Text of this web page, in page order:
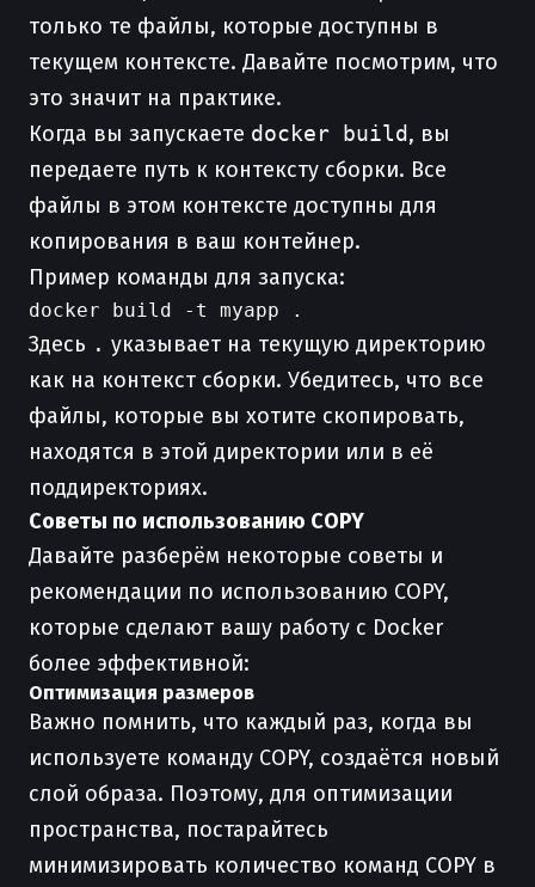
только те файлы, которые доступны в
текущем контексте. Давайте посмотрим, что
это значит на практике.
Когда вы запускаете docker build, вы
передаете путь к контексту сборки. Все
файлы в этом контексте доступны для
копирования в ваш контейнер.
Пример команды для запуска:
Здесь . указывает на текущую директорию
как на контекст сборки. Убедитесь, что все
файлы, которые вы хотите скопировать,
находятся в этой директории или в её
поддиректориях.
Советы по использованию COPY
Давайте разберём некоторые советы и
рекомендации по использованию COPY,
которые сделают вашу работу с Docker
более эффективной:
Оптимизация размеров
Важно помнить, что каждый раз, когда вы
используете команду COPY, создаётся новый
слой образа. Поэтому, для оптимизации
пространства, постарайтесь
минимизировать количество команд COPY в